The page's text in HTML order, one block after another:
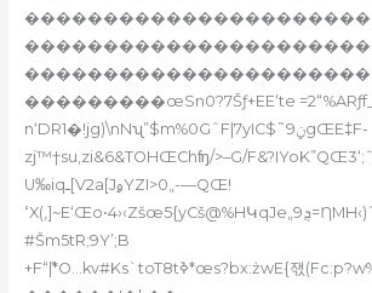
���������œSn0?7Šƒ+EE‘te
n‘DR1�!jg)\nNʯ”$m%0GˆF|7yIC$˜9ݧgŒE‡F-
zj™†su,zi&6&TOHŒChʩ/>–G/
U‰iqـ[V2a[JࢫYZI>0„-—QŒ!
ߵX(,]~E‘Œo•4›‹Zšœ5{yCš@%HԿqJe„ܯ9=ȠMH‹)ˆR’ƒ{a,-i5 >WVˆ–
#Šm5tR;9Y’;B
+F“ܽ|*O…kv#Ks`toT8tߢ*œs?bx:żwE{잯(Fc:p?w%����PK-